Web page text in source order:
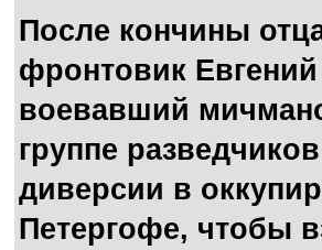
После кончины
фронтовик
воевавший
группе
диверсии в
Петергофе, чтобы